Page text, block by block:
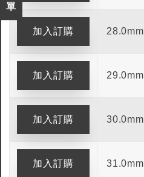
單
台製WEENIX四刃全鎢鋼銑刀
28.0mm
29.0mm
30.0mm
31.0mm